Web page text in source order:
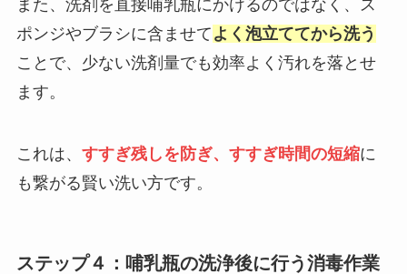
また、洗剤を直接哺乳瓶にかけるのではなく、ス
ポンジやブラシに含ませて よく泡立ててから洗う
ことで、少ない洗剤量でも効率よく汚れを落とせ
ます。
これは、 すすぎ残しを防ぎ、すすぎ時間の短縮に
も繋がる賢い洗い方です。
ステップ４：哺乳瓶の洗浄後に行う消毒作業